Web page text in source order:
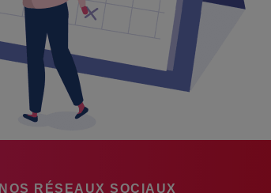
NOS RÉSEAUX SOCIAUX